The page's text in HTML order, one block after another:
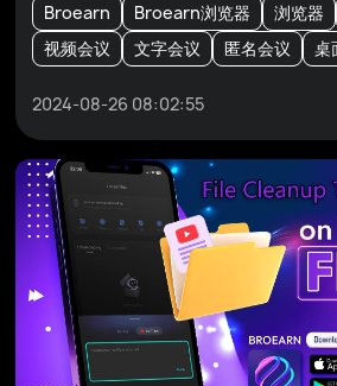
Broearn Broearn浏览器 浏览器
视频会议
文字会议 匿名会议 桌
2024-08-26 08:02:55